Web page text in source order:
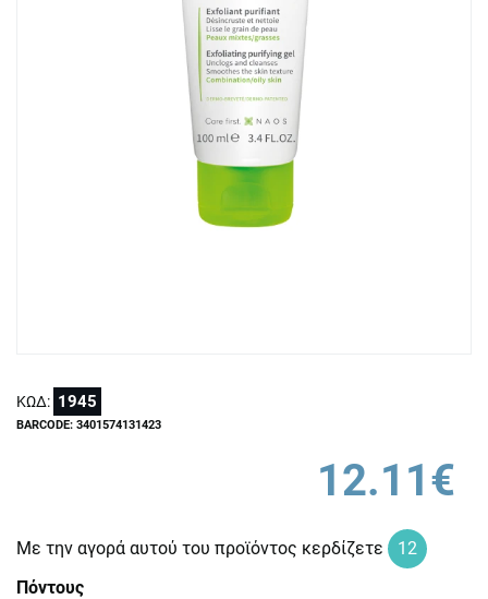
ΚΩΔ: 1945
BARCODE: 3401574131423
12.11€
Με την αγορά αυτού του προϊόντος κερδίζετε
12
Πόντους